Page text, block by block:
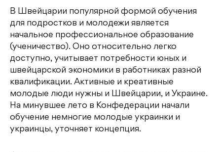
В Швейцарии популярной формой обучения
для подростков и молодежи является
начальное профессиональное образование
(ученичество). Оно относительно легко
доступно, учитывает потребности юных и
швейцарской экономики в работниках разной
квалификации. Активные и креативные
молодые люди нужны и Швейцарии, и Украине.
На минувшее лето в Конфедерации начали
обучение немногие молодые украинки и
украинцы, уточняет концепция.